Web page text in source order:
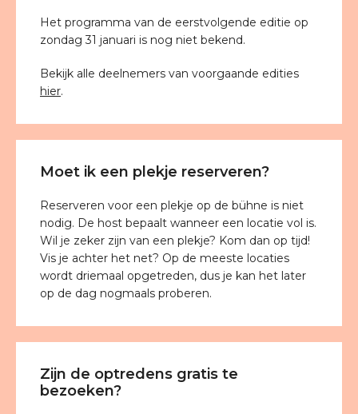
Het programma van de eerstvolgende editie op
zondag 31 januari is nog niet bekend.
Bekijk alle deelnemers van voorgaande edities
hier.
Moet ik een plekje reserveren?
Reserveren voor een plekje op de bühne is niet
nodig. De host bepaalt wanneer een locatie vol is.
Wil je zeker zijn van een plekje? Kom dan op tijd!
Vis je achter het net? Op de meeste locaties
wordt driemaal opgetreden, dus je kan het later
op de dag nogmaals proberen.
Zijn de optredens gratis te
bezoeken?